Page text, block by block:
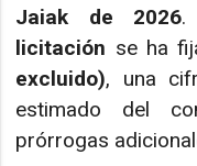
Jaiak de 2026.
licitación se ha
excluido), una
estimado del
prórrogas